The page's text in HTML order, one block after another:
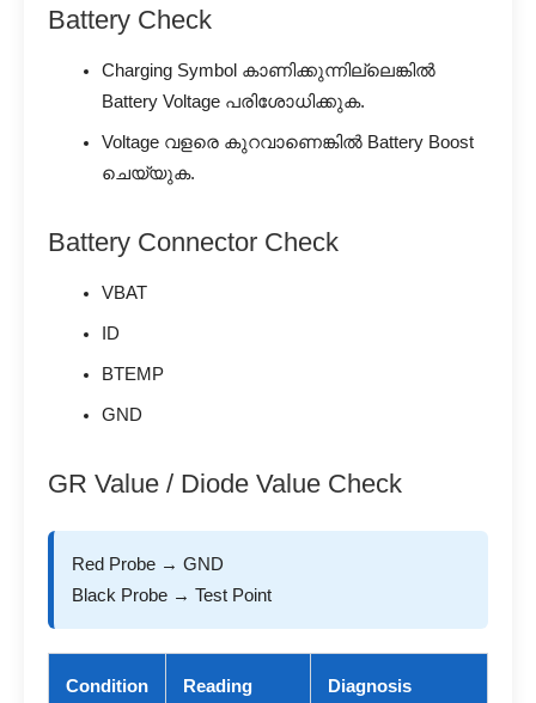
Battery Check
Charging Symbol കാണിക്കുന്നില്ലെങ്കിൽ
Battery Voltage പരിശോധിക്കുക.
Voltage വളരെ കുറവാണെങ്കിൽ Battery Boost
ചെയ്യുക.
Battery Connector Check
VBAT
ID
BTEMP
GND
GR Value / Diode Value Check
Red Probe → GND
Black Probe → Test Point
Condition Reading Diagnosis